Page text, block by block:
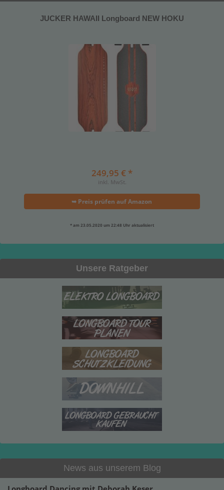
JUCKER HAWAII Longboard NEW HOKU
249,95 € *
inkl. MwSt.
➥ Preis prüfen auf Amazon
* am 23.05.2020 um 22:48 Uhr aktualisiert
Unsere Ratgeber
News aus unserem Blog